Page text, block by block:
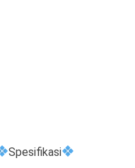
Spesifikasi